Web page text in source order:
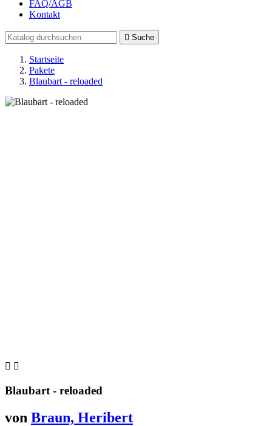
FAQ/AGB
Kontakt
 Suche
Startseite
Pakete
Blaubart - reloaded
 
Blaubart - reloaded
von Braun, Heribert